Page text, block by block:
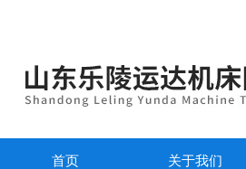
首页 关于我们